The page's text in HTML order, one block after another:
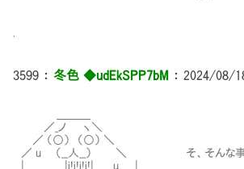
3599 ： 冬色 ◆udEkSPP7bM ： 2024/08/
／_ノ ヽ＼
／ （○） （○） ＼
／ u （__人__） ＼ そ、そんな事を
| |i!i!i!i!| u |